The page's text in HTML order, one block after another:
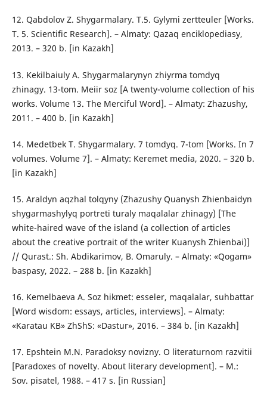
12. Qabdolov Z. Shygarmalary. T.5. Gylymi zertteuler [Works.
T. 5. Scientific Research]. – Almaty: Qazaq enciklopediasy,
2013. – 320 b. [in Kazakh]
13. Kekіlbaiuly A. Shygarmalarynyn zhiyrma tomdyq
zhinagy. 13-tom. Meiіr soz [A twenty-volume collection of his
works. Volume 13. The Merciful Word]. – Almaty: Zhazushy,
2011. – 400 b. [in Kazakh]
14. Medetbek T. Shygarmalary. 7 tomdyq. 7-tom [Works. In 7
volumes. Volume 7]. – Almaty: Keremet media, 2020. – 320 b.
[in Kazakh]
15. Araldyn aqzhal tolqyny (Zhazushy Quanysh Zhienbaidyn
shygarmashylyq portretі turaly maqalalar zhinagy) [The
white-haired wave of the island (a collection of articles
about the creative portrait of the writer Kuanysh Zhienbai)]
// Qurast.: Sh. Abdіkarіmov, B. Omaruly. – Almaty: «Qogam»
baspasy, 2022. – 288 b. [in Kazakh]
16. Kemelbaeva A. Soz hikmet: esseler, maqalalar, suhbattar
[Word wisdom: essays, articles, interviews]. – Almaty:
«Karatau KB» ZhShS: «Dastur», 2016. – 384 b. [in Kazakh]
17. Epshtein M.N. Paradoksy novizny. O literaturnom razvitii
[Paradoxes of novelty. About literary development]. – M.:
Sov. pisatel, 1988. – 417 s. [in Russian]